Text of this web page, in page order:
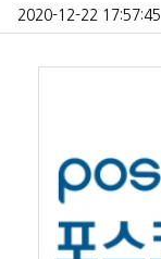
2020-12-22 17:57:45